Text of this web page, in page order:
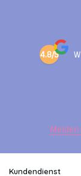
4.8/5
Kundendienst